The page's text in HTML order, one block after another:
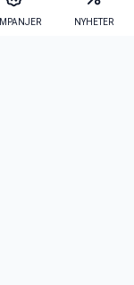
NYHETER